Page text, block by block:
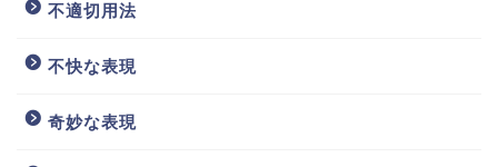
不適切用法
不快な表現
奇妙な表現